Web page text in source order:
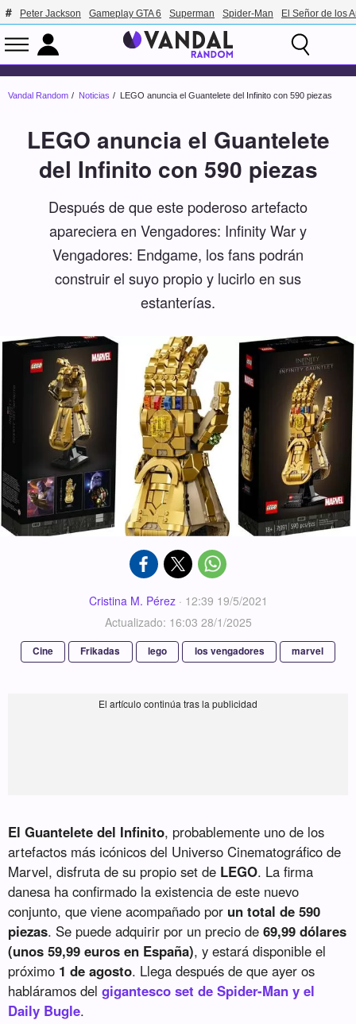
Peter Jackson Gameplay GTA 6 Superman Spider-Man El Señor de los
Vandal Random Noticias LEGO anuncia el Guantelete del Infinito con 590 piezas
LEGO anuncia el Guantelete
del Infinito con 590 piezas
Después de que este poderoso artefacto
apareciera en Vengadores: Infinity War y
Vengadores: Endgame, los fans podrán
construir el suyo propio y lucirlo en sus
estanterías.
Cristina M. Pérez· 12:39 19/5/2021
Actualizado: 16:03 28/1/2025
Cine Frikadas lego los vengadores marvel
El Guantelete del Infinito, probablemente uno de los
artefactos más icónicos del Universo Cinematográfico de
Marvel, disfruta de su propio set de LEGO. La firma
danesa ha confirmado la existencia de este nuevo
conjunto, que viene acompañado por un total de 590
piezas. Se puede adquirir por un precio de69,99 dólares
(unos 59,99 euros en España), y estará disponible el
próximo 1 de agosto. Llega después de que ayer os
habláramos delgigantesco set de Spider-Man y el
Daily Bugle.